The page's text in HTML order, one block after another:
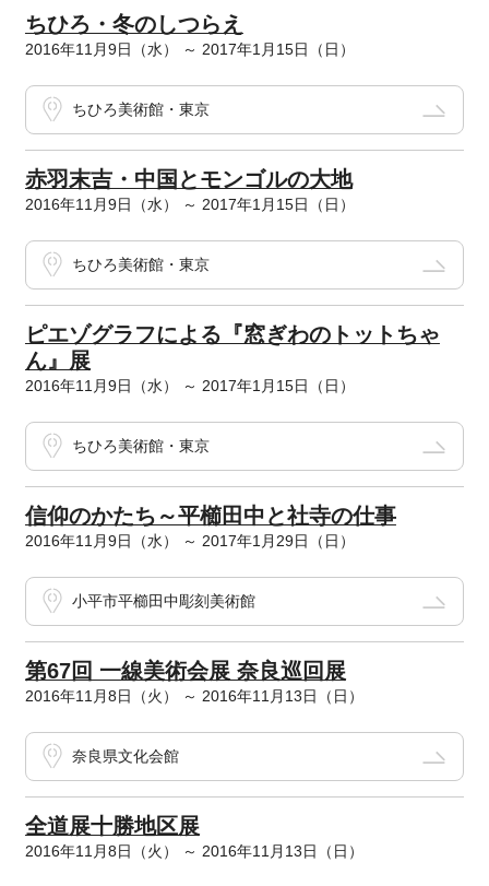
ちひろ・冬のしつらえ
2016年11月9日（水） ～ 2017年1月15日（日）
ちひろ美術館・東京
赤羽末吉・中国とモンゴルの大地
2016年11月9日（水） ～ 2017年1月15日（日）
ちひろ美術館・東京
ピエゾグラフによる『窓ぎわのトットちゃ
ん』展
2016年11月9日（水） ～ 2017年1月15日（日）
ちひろ美術館・東京
信仰のかたち～平櫛田中と社寺の仕事
2016年11月9日（水） ～ 2017年1月29日（日）
小平市平櫛田中彫刻美術館
第67回 一線美術会展 奈良巡回展
2016年11月8日（火） ～ 2016年11月13日（日）
奈良県文化会館
全道展十勝地区展
2016年11月8日（火） ～ 2016年11月13日（日）